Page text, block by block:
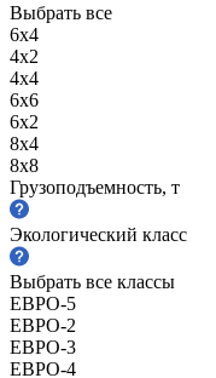
Выбрать все
6х4
4х2
4х4
6х6
6х2
8х4
8х8
Грузоподъемность, т
Экологический класс
Выбрать все классы
ЕВРО-5
ЕВРО-2
ЕВРО-3
ЕВРО-4